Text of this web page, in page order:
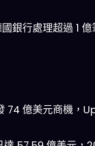
銀行處理超過 1
億美元商機，